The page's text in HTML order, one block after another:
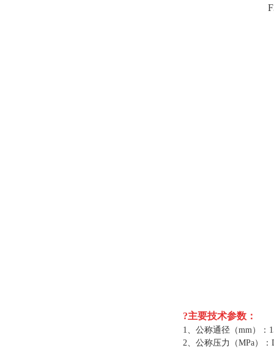
?主要技术参数：
1、 公称通径 （mm） ：
2、 公称压力 （MPa） ：